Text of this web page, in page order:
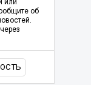
или
об